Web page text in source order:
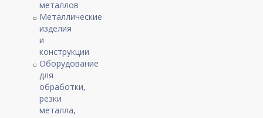
металлов
Металлические
изделия
и
конструкции
Оборудование
для
обработки,
резки
металла,